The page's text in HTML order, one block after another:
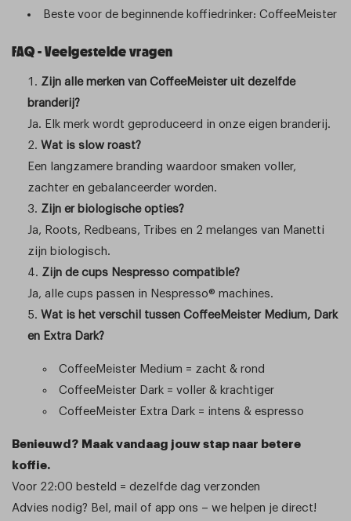
Beste voor de beginnende koffiedrinker: CoffeeMeister
FAQ - Veelgestelde vragen
Zijn alle merken van CoffeeMeister uit dezelfde
branderij?
Ja. Elk merk wordt geproduceerd in onze eigen branderij.
Wat is slow roast?
Een langzamere branding waardoor smaken voller,
zachter en gebalanceerder worden.
Zijn er biologische opties?
Ja, Roots, Redbeans, Tribes en 2 melanges van Manetti
zijn biologisch.
Zijn de cups Nespresso compatible?
Ja, alle cups passen in Nespresso® machines.
Wat is het verschil tussen CoffeeMeister Medium, Dark
en Extra Dark?
CoffeeMeister Medium = zacht & rond
CoffeeMeister Dark = voller & krachtiger
CoffeeMeister Extra Dark = intens & espresso
Benieuwd? Maak vandaag jouw stap naar betere
koffie.
Voor 22:00 besteld = dezelfde dag verzonden
Advies nodig? Bel, mail of app ons – we helpen je direct!